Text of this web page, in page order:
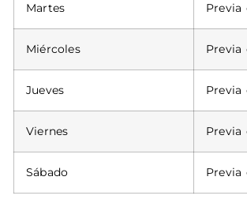
Martes Previa
Miércoles Previa
Jueves Previa
Viernes Previa
Sábado Previa